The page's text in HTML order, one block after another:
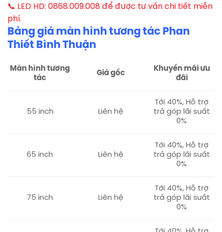
📞 LED HD: 0868.009.008 để được tư vấn chi tiết miễn
phí.
Bảng giá màn hình tương tác Phan
Thiết Bình Thuận
Màn hình tương
tác
Giá gốc
Khuyến mãi ưu
đãi
55 inch Liên hệ
Tới 40%, Hỗ trợ
trả góp lãi suất
0%
65 inch Liên hệ
Tới 40%, Hỗ trợ
trả góp lãi suất
0%
75 inch Liên hệ
Tới 40%, Hỗ trợ
trả góp lãi suất
0%